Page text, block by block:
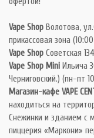
Vape Shop Волотова,
прикассовая зона
Vape Shop Советская
Vape Shop Mini Ильича
Черниговский.) (пн-пт
Магазин-кафе VAPE
находиться на
Снежинки и зданием с
пиццерия «Маркони»